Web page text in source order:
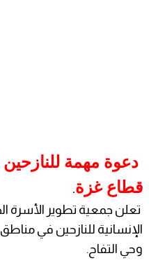
دعوة مهمة
قطاع غزة.
تعلن جمعية تطوير الأسرة
الإنسانية للنازحين في مناطق
وحي التفاح.